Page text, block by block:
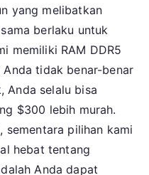
yang melibatkan
berlaku untuk
memiliki RAM DDR5
Anda tidak benar-benar
Anda selalu bisa
$300 lebih murah.
pilihan kami
hebat tentang
Anda dapat